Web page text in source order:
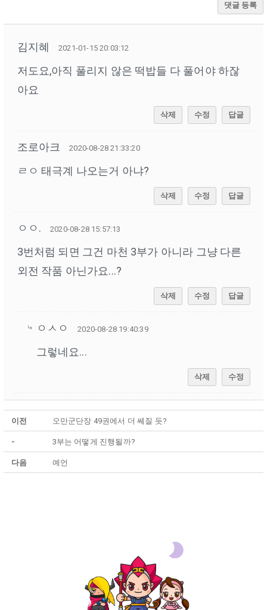
댓글 등록
김지혜 2021-01-15 20:03:12
저도요,아직 풀리지 않은 떡밥들 다 풀어야 하잖
아요
삭제 수정 답글
조로아크 2020-08-28 21:33:20
ㄹㅇ 태극계 나오는거 아냐?
삭제 수정 답글
ㅇㅇ. 2020-08-28 15:57:13
3번처럼 되면 그건 마천 3부가 아니라 그냥 다른
외전 작품 아닌가요...?
삭제 수정 답글
ㅇㅅㅇ 2020-08-28 19:40:39
그렇네요...
삭제 수정
이전 오만군단장 49권에서 더 쎄질 듯?
- 3부는 어떻게 진행될까?
다음 예언